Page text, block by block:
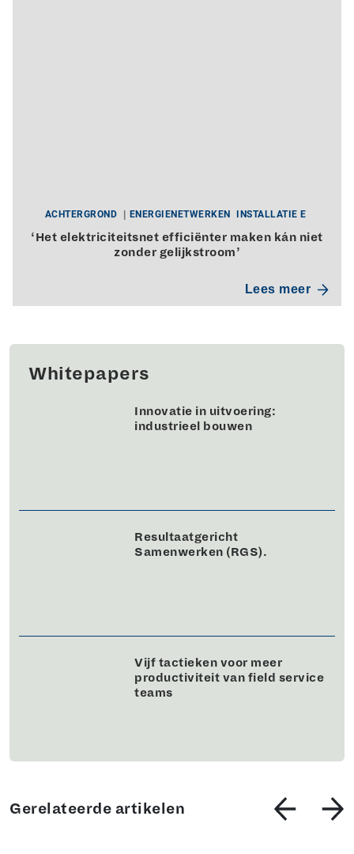
ACHTERGROND ENERGIENETWERKEN INSTALLATIE E
‘Het elektriciteitsnet efficiënter maken kán niet
zonder gelijkstroom’
Lees meer
Whitepapers
Innovatie in uitvoering:
industrieel bouwen
Resultaatgericht
Samenwerken (RGS).
Vijf tactieken voor meer
productiviteit van field service
teams
Gerelateerde artikelen